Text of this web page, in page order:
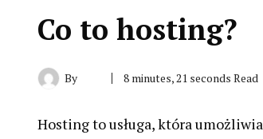
Co to hosting?
By 8 minutes, 21 seconds Read
Hosting to usługa, która